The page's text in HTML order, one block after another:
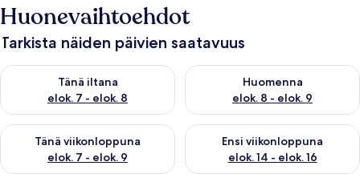
Huonevaihtoehdot
Tarkista näiden päivien saatavuus
Tänä iltana
elok. 7 - elok. 8
Tarkista tämän illan saatavuus elok. 7 - elok. 8
Huomenna
elok. 8 - elok. 9
Tarkista huomisen saatavuus
Tänä viikonloppuna
elok. 7 - elok. 9
Tarkista tämän viikonlopun saatavuus elok. 7 - elok. 9
Ensi viikonloppuna
elok. 14 - elok. 16
Tarkista ensi viikonlopun